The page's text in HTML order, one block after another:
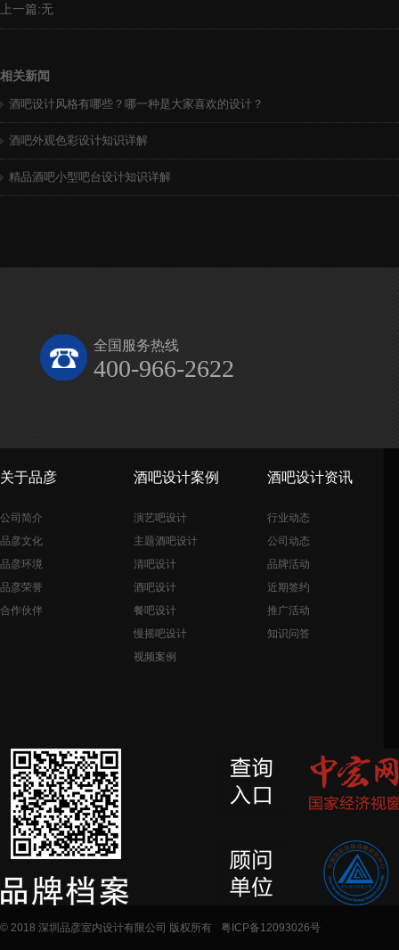
上一篇:无
相关新闻
酒吧设计风格有哪些？哪一种是大家喜欢的设计？
酒吧外观色彩设计知识详解
精品酒吧小型吧台设计知识详解
全国服务热线
400-966-2622
关于品彦
公司简介
品彦文化
品彦环境
品彦荣誉
合作伙伴
酒吧设计案例
演艺吧设计
主题酒吧设计
清吧设计
酒吧设计
餐吧设计
慢摇吧设计
视频案例
酒吧设计资讯
行业动态
公司动态
品牌活动
近期签约
推广活动
知识问答
© 2018 深圳品彦室内设计有限公司 版权所有 粤ICP备12093026号